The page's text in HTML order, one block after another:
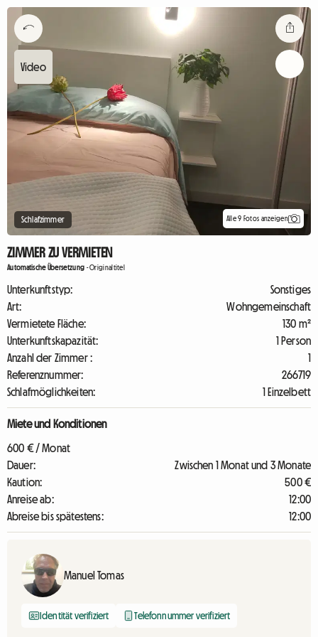
Schlafzimmer Alle 9 Fotos anzeigen
ZIMMER ZU VERMIETEN
Automatische Übersetzung -Originaltitel
Unterkunftstyp:
Sonstiges
Art:
Wohngemeinschaft
Vermietete Fläche:
130 m²
Unterkunftskapazität:
1 Person
Anzahl der Zimmer :
1
Referenznummer:
266719
Schlafmöglichkeiten:
1 Einzelbett
Miete und Konditionen
600 € / Monat
Dauer:
Zwischen 1 Monat und 3 Monate
Kaution:
500 €
Anreise ab:
12:00
Abreise bis spätestens:
12:00
Manuel Tomas
Identität verifiziert Telefonnummer verifiziert